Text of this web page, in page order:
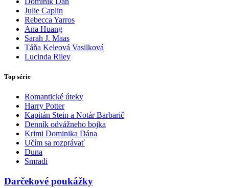
Julie Caplin
Rebecca Yarros
Ana Huang
Sarah J. Maas
Táňa Keleová Vasilková
Lucinda Riley
Top série
Romantické úteky
Harry Potter
Kapitán Stein a Notár Barbarič
Denník odvážneho bojka
Krimi Dominika Dána
Učím sa rozprávať
Duna
Smradi
Darčekové poukážky